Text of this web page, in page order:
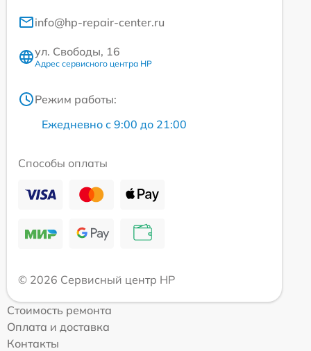
info@hp-repair-center.ru
ул. Свободы, 16
Адрес сервисного центра HP
Режим работы:
Ежедневно с 9:00 до 21:00
Способы оплаты
© 2026 Сервисный центр HP
Стоимость ремонта
Оплата и доставка
Контакты